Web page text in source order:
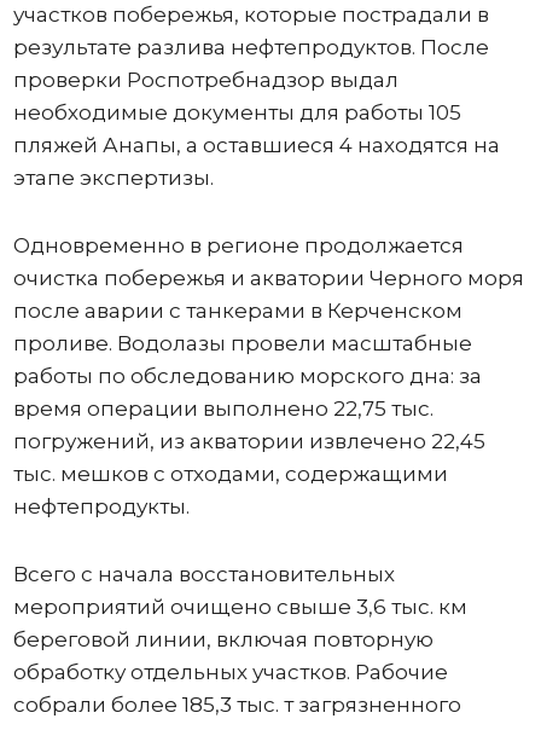
участков побережья, которые пострадали в
результате разлива нефтепродуктов. После
проверки Роспотребнадзор выдал
необходимые документы для работы 105
пляжей Анапы, а оставшиеся 4 находятся на
этапе экспертизы.
Одновременно в регионе продолжается
очистка побережья и акватории Черного моря
после аварии с танкерами в Керченском
проливе. Водолазы провели масштабные
работы по обследованию морского дна: за
время операции выполнено 22,75 тыс.
погружений, из акватории извлечено 22,45
тыс. мешков с отходами, содержащими
нефтепродукты.
Всего с начала восстановительных
мероприятий очищено свыше 3,6 тыс. км
береговой линии, включая повторную
обработку отдельных участков. Рабочие
собрали более 185,3 тыс. т загрязненного